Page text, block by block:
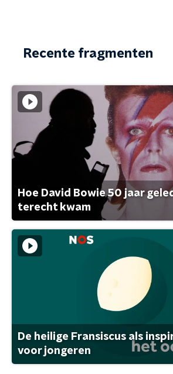
Recente fragmenten
Hoe David Bowie 50 jaar
terecht kwam
De heilige Fransiscus als
voor jongeren